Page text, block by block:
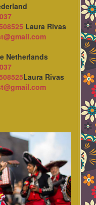
Laura Rivas
Netherlands
Laura Rivas